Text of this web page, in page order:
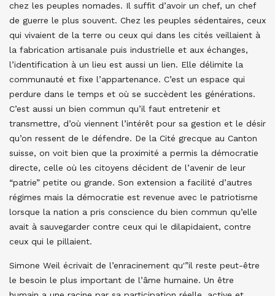
chez les peuples nomades. Il suffit d’avoir un chef, un chef
de guerre le plus souvent. Chez les peuples sédentaires, ceux
qui vivaient de la terre ou ceux qui dans les cités veillaient à
la fabrication artisanale puis industrielle et aux échanges,
l’identification à un lieu est aussi un lien. Elle délimite la
communauté et fixe l’appartenance. C’est un espace qui
perdure dans le temps et où se succèdent les générations.
C’est aussi un bien commun qu’il faut entretenir et
transmettre, d’où viennent l’intérêt pour sa gestion et le désir
qu’on ressent de le défendre. De la Cité grecque au Canton
suisse, on voit bien que la proximité a permis la démocratie
directe, celle où les citoyens décident de l’avenir de leur
“patrie” petite ou grande. Son extension a facilité d’autres
régimes mais la démocratie est revenue avec le patriotisme
lorsque la nation a pris conscience du bien commun qu’elle
avait à sauvegarder contre ceux qui le dilapidaient, contre
ceux qui le pillaient.
Simone Weil écrivait de l’enracinement qu'”il reste peut-être
le besoin le plus important de l’âme humaine. Un être